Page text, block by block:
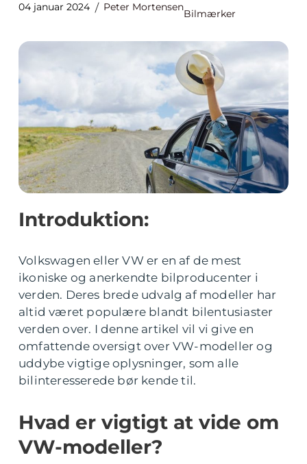
04 januar 2024 Peter Mortensen
Bilmærker
Introduktion:
Volkswagen eller VW er en af de mest
ikoniske og anerkendte bilproducenter i
verden. Deres brede udvalg af modeller har
altid været populære blandt bilentusiaster
verden over. I denne artikel vil vi give en
omfattende oversigt over VW-modeller og
uddybe vigtige oplysninger, som alle
bilinteresserede bør kende til.
Hvad er vigtigt at vide om
VW-modeller?